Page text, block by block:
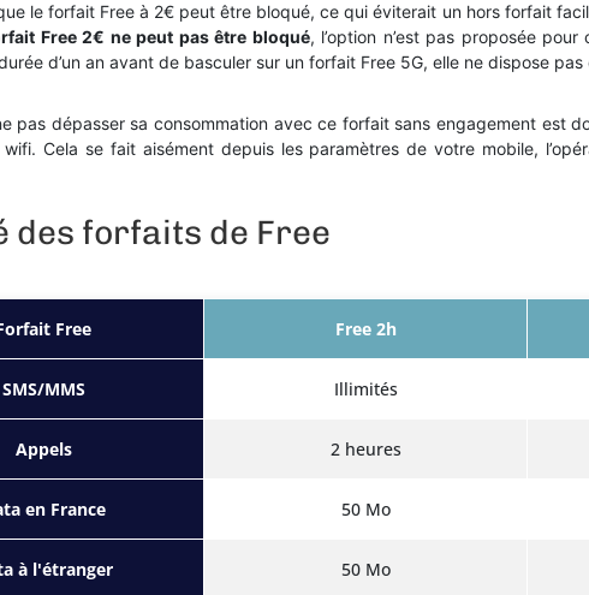
le forfait Free à 2€ peut être bloqué, ce qui éviterait un hors forfait
Free 2€ ne peut pas être bloqué, l’option n’est pas proposée
d’un an avant de basculer sur un forfait Free 5G, elle ne dispose
pas dépasser sa consommation avec ce forfait sans engagement est
wifi. Cela se fait aisément depuis les paramètres de votre mobile,
des forfaits de Free
Free
SMS/MMS
Appels
en France
à l'étranger
Free 2h
Illimités
2 heures
50 Mo
50 Mo